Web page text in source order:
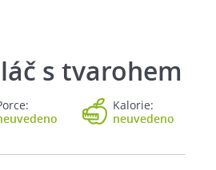
s tvarohem
Kalorie:
neuvedeno